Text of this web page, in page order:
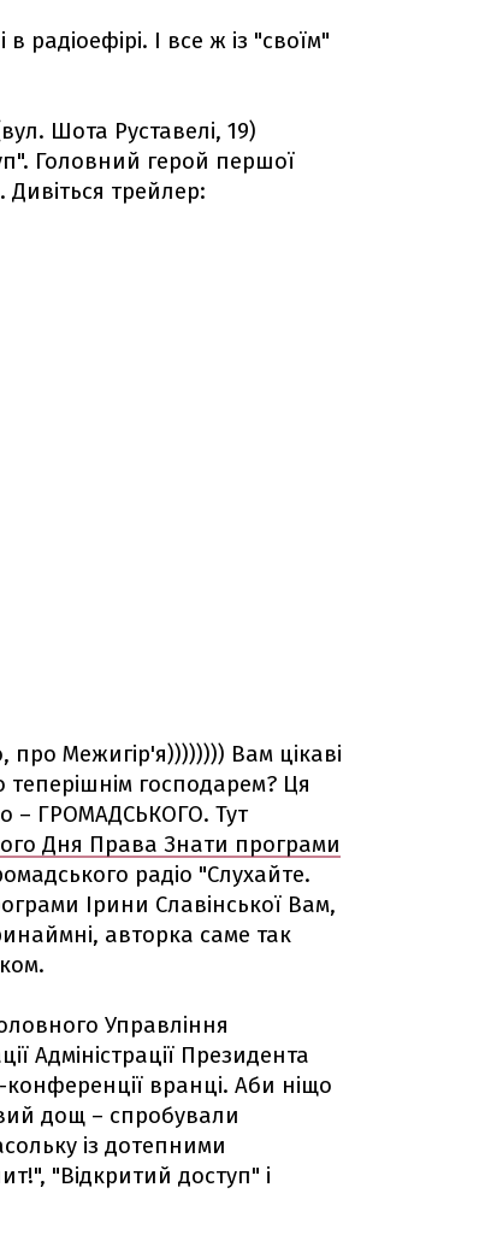
радіоефірі. І все ж із "своїм"
Шота Руставелі, 19)
Головний герой першої
трейлер:
про Межигір'я)))))))) Вам цікаві
господарем? Ця
– ГРОМАДСЬКОГО. Тут
Дня Права Знати програми
радіо "Слухайте.
Ірини Славінської Вам,
авторка саме так
Управління
Адміністрації Президента
вранці. Аби ніщо
дощ – спробували
із дотепними
"Відкритий доступ" і